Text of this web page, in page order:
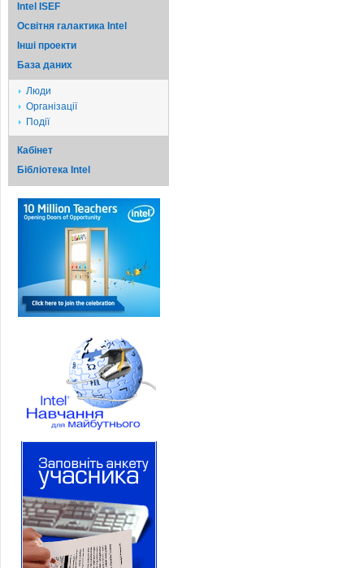
Intel ISEF
Освітня галактика Intel
Iншi проекти
База даних
Люди
Організації
Події
Кабінет
Бібліотека Intel